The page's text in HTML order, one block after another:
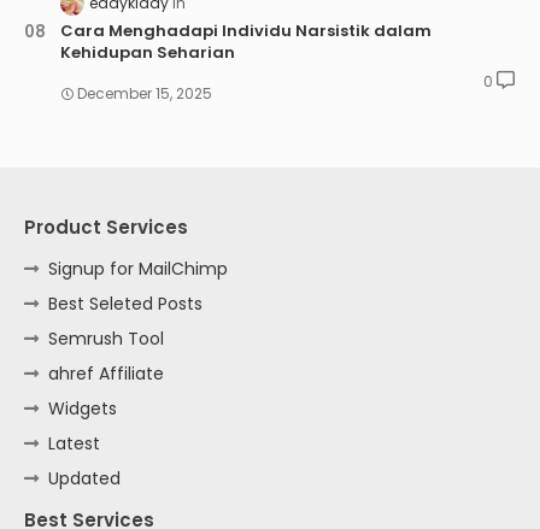
Cara Menghadapi Individu Narsistik dalam
Kehidupan Seharian
December 15, 2025
0
Product Services
Signup for MailChimp
Best Seleted Posts
Semrush Tool
ahref Affiliate
Widgets
Latest
Updated
Best Services